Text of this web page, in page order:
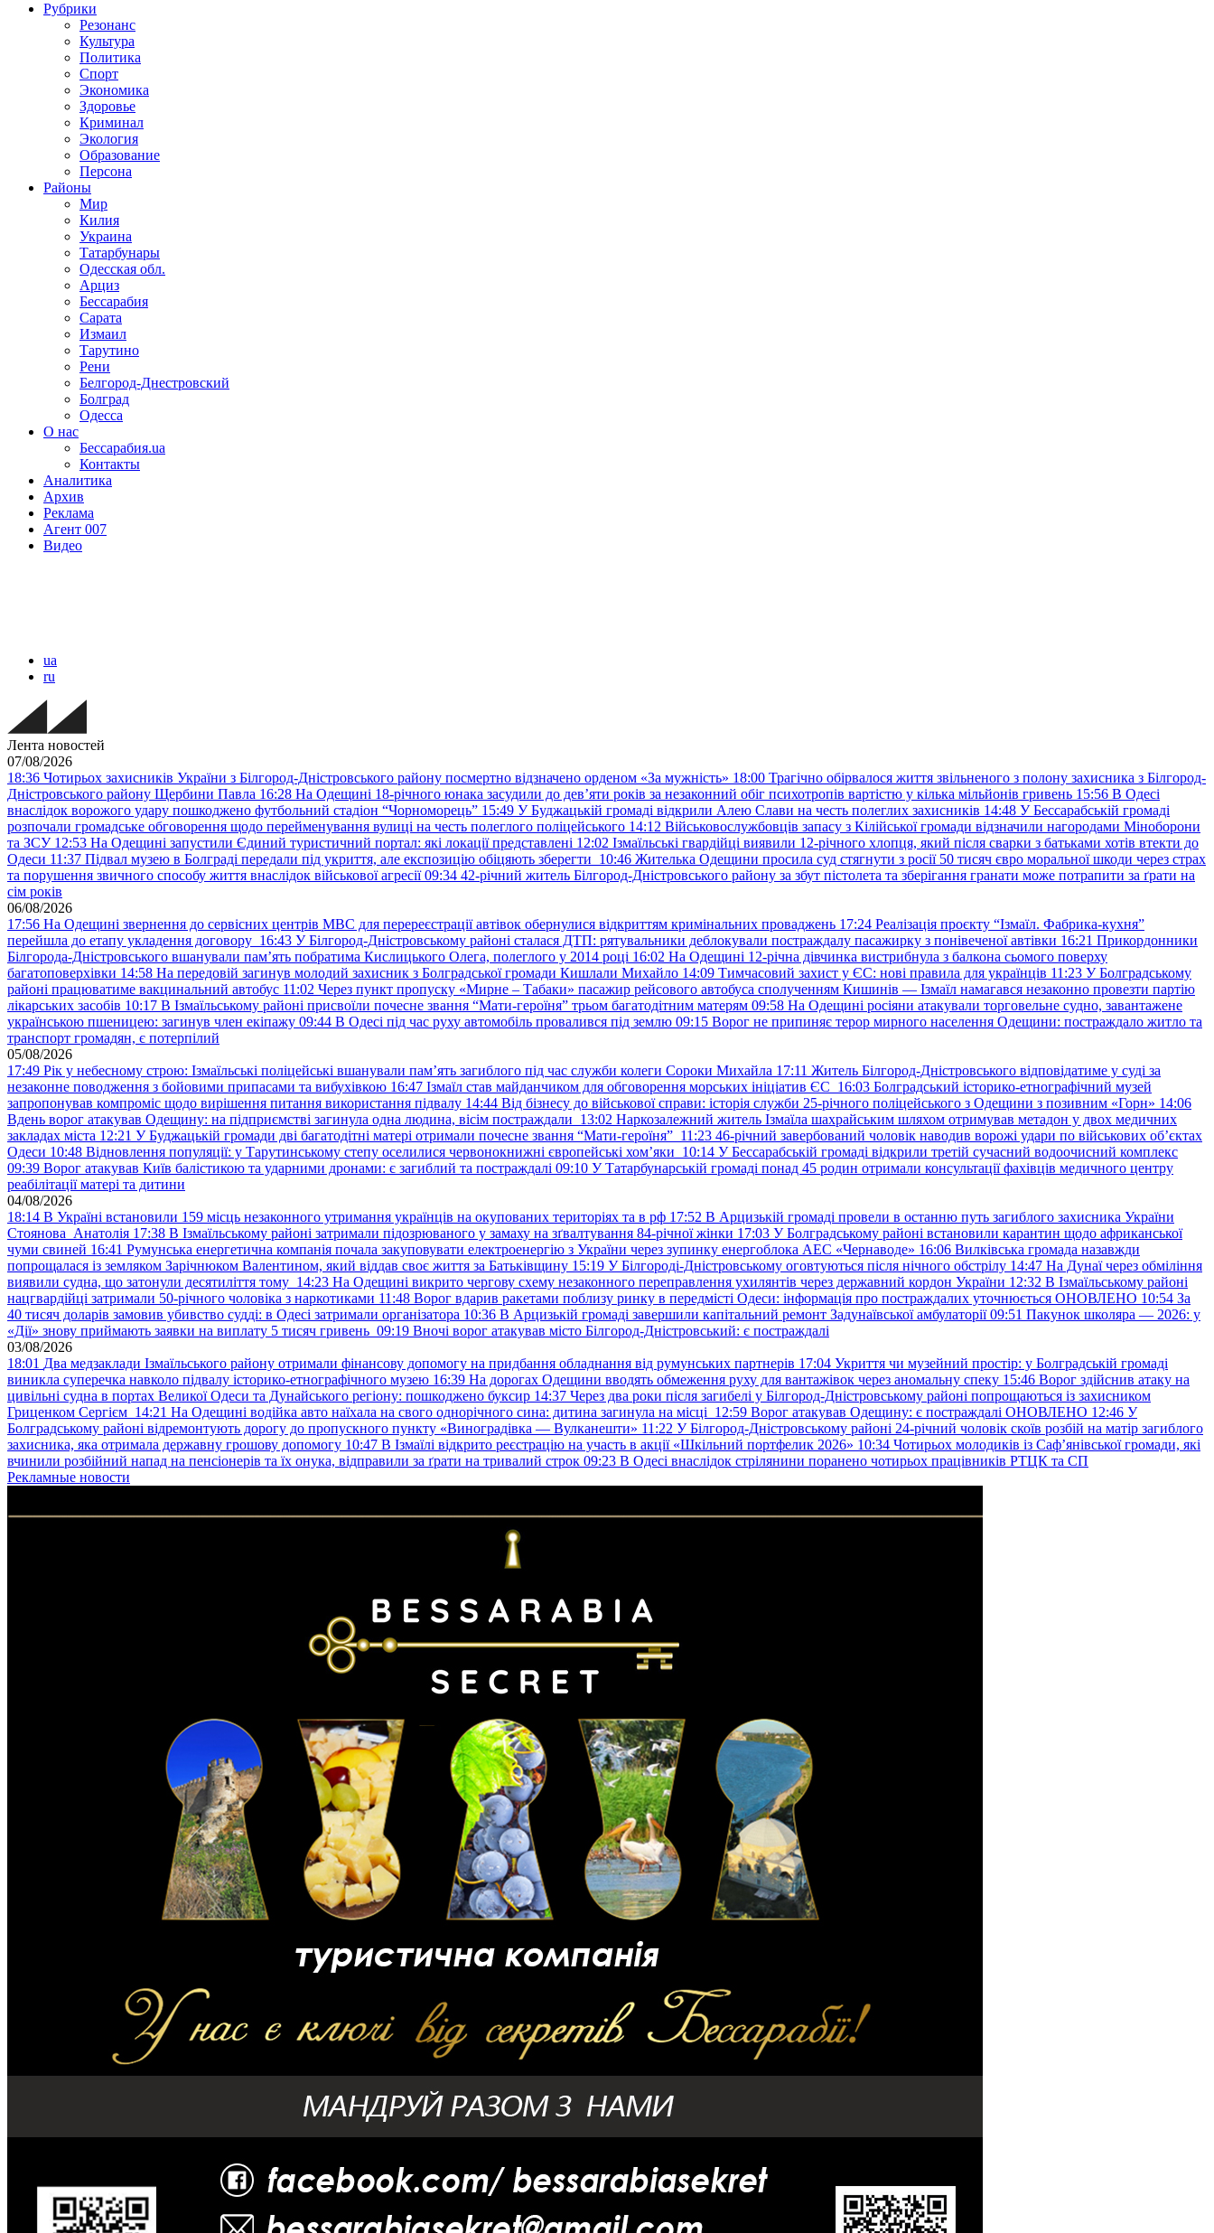
Рубрики
Резонанс
Культура
Политика
Спорт
Экономика
Здоровье
Криминал
Экология
Образование
Персона
Районы
Мир
Килия
Украина
Татарбунары
Одесская обл.
Арциз
Бессарабия
Сарата
Измаил
Тарутино
Рени
Белгород-Днестровский
Болград
Одесса
О нас
Бессарабия.ua
Контакты
Аналитика
Архив
Реклама
Агент 007
Видео
ua
ru
Лента новостей
07/08/2026
18:36 Чотирьох захисників України з Білгород-Дністровського району посмертно відзначено орденом «За мужність» 18:00 Трагічно обірвалося життя звільненого з полону захисника з Білгород-
Дністровського району Щербини Павла 16:28 На Одещині 18-річного юнака засудили до дев’яти років за незаконний обіг психотропів вартістю у кілька мільйонів гривень 15:56 В Одесі
внаслідок ворожого удару пошкоджено футбольний стадіон “Чорноморець” 15:49 У Буджацькій громаді відкрили Алею Слави на честь полеглих захисників 14:48 У Бессарабській громаді
розпочали громадське обговорення щодо перейменування вулиці на честь полеглого поліцейського 14:12 Військовослужбовців запасу з Кілійської громади відзначили нагородами Міноборони
та ЗСУ 12:53 На Одещині запустили Єдиний туристичний портал: які локації представлені 12:02 Ізмаїльські гвардійці виявили 12-річного хлопця, який після сварки з батьками хотів втекти до
Одеси 11:37 Підвал музею в Болграді передали під укриття, але експозицію обіцяють зберегти 10:46 Жителька Одещини просила суд стягнути з росії 50 тисяч євро моральної шкоди через страх
та порушення звичного способу життя внаслідок військової агресії 09:34 42-річний житель Білгород-Дністровського району за збут пістолета та зберігання гранати може потрапити за ґрати на
сім років
06/08/2026
17:56 На Одещині звернення до сервісних центрів МВС для перереєстрації автівок обернулися відкриттям кримінальних проваджень 17:24 Реалізація проєкту “Ізмаїл. Фабрика-кухня”
перейшла до етапу укладення договору 16:43 У Білгород-Дністровському районі сталася ДТП: рятувальники деблокували постраждалу пасажирку з понівеченої автівки 16:21 Прикордонники
Білгорода-Дністровського вшанували пам’ять побратима Кислицького Олега, полеглого у 2014 році 16:02 На Одещині 12-річна дівчинка вистрибнула з балкона сьомого поверху
багатоповерхівки 14:58 На передовій загинув молодий захисник з Болградської громади Кишлали Михайло 14:09 Тимчасовий захист у ЄС: нові правила для українців 11:23 У Болградському
районі працюватиме вакцинальний автобус 11:02 Через пункт пропуску «Мирне – Табаки» пасажир рейсового автобуса сполученням Кишинів — Ізмаїл намагався незаконно провезти партію
лікарських засобів 10:17 В Ізмаїльському районі присвоїли почесне звання “Мати-героїня” трьом багатодітним матерям 09:58 На Одещині росіяни атакували торговельне судно, завантажене
українською пшеницею: загинув член екіпажу 09:44 В Одесі під час руху автомобіль провалився під землю 09:15 Ворог не припиняє терор мирного населення Одещини: постраждало житло та
транспорт громадян, є потерпілий
05/08/2026
17:49 Рік у небесному строю: Ізмаїльські поліцейські вшанували пам’ять загиблого під час служби колеги Сороки Михайла 17:11 Житель Білгород-Дністровського відповідатиме у суді за
незаконне поводження з бойовими припасами та вибухівкою 16:47 Ізмаїл став майданчиком для обговорення морських ініціатив ЄС 16:03 Болградський історико-етнографічний музей
запропонував компроміс щодо вирішення питання використання підвалу 14:44 Від бізнесу до військової справи: історія служби 25-річного поліцейського з Одещини з позивним «Горн» 14:06
Вдень ворог атакував Одещину: на підприємстві загинула одна людина, вісім постраждали 13:02 Наркозалежний житель Ізмаїла шахрайським шляхом отримував метадон у двох медичних
закладах міста 12:21 У Буджацькій громади дві багатодітні матері отримали почесне звання “Мати-героїня” 11:23 46-річний завербований чоловік наводив ворожі удари по військових обʼєктах
Одеси 10:48 Відновлення популяції: у Тарутинському степу оселилися червонокнижні європейські хом’яки 10:14 У Бессарабській громаді відкрили третій сучасний водоочисний комплекс
09:39 Ворог атакував Київ балістикою та ударними дронами: є загиблий та постраждалі 09:10 У Татарбунарській громаді понад 45 родин отримали консультації фахівців медичного центру
реабілітації матері та дитини
04/08/2026
18:14 В Україні встановили 159 місць незаконного утримання українців на окупованих територіях та в рф 17:52 В Арцизькій громаді провели в останню путь загиблого захисника України
Стоянова Анатолія 17:38 В Ізмаїльському районі затримали підозрюваного у замаху на зґвалтування 84-річної жінки 17:03 У Болградському районі встановили карантин щодо африканської
чуми свиней 16:41 Румунська енергетична компанія почала закуповувати електроенергію з України через зупинку енергоблока АЕС «Чернаводе» 16:06 Вилківська громада назавжди
попрощалася із земляком Зарічнюком Валентином, який віддав своє життя за Батьківщину 15:19 У Білгороді-Дністровському оговтуються після нічного обстрілу 14:47 На Дунаї через обміління
виявили судна, що затонули десятиліття тому 14:23 На Одещині викрито чергову схему незаконного переправлення ухилянтів через державний кордон України 12:32 В Ізмаїльському районі
нацгвардійці затримали 50-річного чоловіка з наркотиками 11:48 Ворог вдарив ракетами поблизу ринку в передмісті Одеси: інформація про постраждалих уточнюється ОНОВЛЕНО 10:54 За
40 тисяч доларів замовив убивство судді: в Одесі затримали організатора 10:36 В Арцизькій громаді завершили капітальний ремонт Задунаївської амбулаторії 09:51 Пакунок школяра — 2026: у
«Дії» знову приймають заявки на виплату 5 тисяч гривень 09:19 Вночі ворог атакував місто Білгород-Дністровський: є постраждалі
03/08/2026
18:01 Два медзаклади Ізмаїльського району отримали фінансову допомогу на придбання обладнання від румунських партнерів 17:04 Укриття чи музейний простір: у Болградській громаді
виникла суперечка навколо підвалу історико-етнографічного музею 16:39 На дорогах Одещини вводять обмеження руху для вантажівок через аномальну спеку 15:46 Ворог здійснив атаку на
цивільні судна в портах Великої Одеси та Дунайського регіону: пошкоджено буксир 14:37 Через два роки після загибелі у Білгород-Дністровському районі попрощаються із захисником
Гриценком Сергієм 14:21 На Одещині водійка авто наїхала на свого однорічного сина: дитина загинула на місці 12:59 Ворог атакував Одещину: є постраждалі ОНОВЛЕНО 12:46 У
Болградському районі відремонтують дорогу до пропускного пункту «Виноградівка — Вулканешти» 11:22 У Білгород-Дністровському районі 24-річний чоловік скоїв розбій на матір загиблого
захисника, яка отримала державну грошову допомогу 10:47 В Ізмаїлі відкрито реєстрацію на участь в акції «Шкільний портфелик 2026» 10:34 Чотирьох молодиків із Саф’янівської громади, які
вчинили розбійний напад на пенсіонерів та їх онука, відправили за ґрати на тривалий строк 09:23 В Одесі внаслідок стрілянини поранено чотирьох працівників РТЦК та СП
Рекламные новости